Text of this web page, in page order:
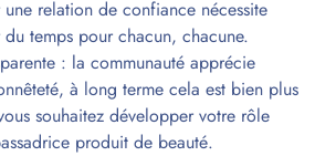
relation de confiance nécessite
du temps pour chacun, chacune.
: la communauté apprécie
à long terme cela est bien plus
souhaitez développer votre rôle
produit de beauté.